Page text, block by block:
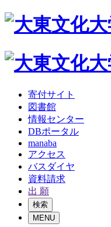
寄付サイト
図書館
情報センター
DBポータル
manaba
アクセス
バスダイヤ
資料請求
出 願
検索
MENU